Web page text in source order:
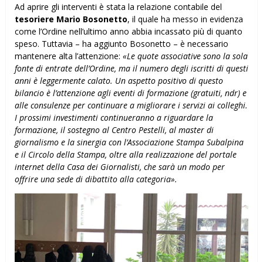
Ad aprire gli interventi è stata la relazione contabile del
tesoriere Mario Bosonetto, il quale ha messo in evidenza
come l’Ordine nell’ultimo anno abbia incassato più di quanto
speso. Tuttavia – ha aggiunto Bosonetto – è necessario
mantenere alta l’attenzione: «Le quote associative sono la sola
fonte di entrate dell’Ordine, ma il numero degli iscritti di questi
anni è leggermente calato. Un aspetto positivo di questo
bilancio è l’attenzione agli eventi di formazione (gratuiti, ndr) e
alle consulenze per continuare a migliorare i servizi ai colleghi.
I prossimi investimenti continueranno a riguardare la
formazione, il sostegno al Centro Pestelli, al master di
giornalismo e la sinergia con l’Associazione Stampa Subalpina
e il Circolo della Stampa, oltre alla realizzazione del portale
internet della Casa dei Giornalisti, che sarà un modo per
offrire una sede di dibattito alla categoria».